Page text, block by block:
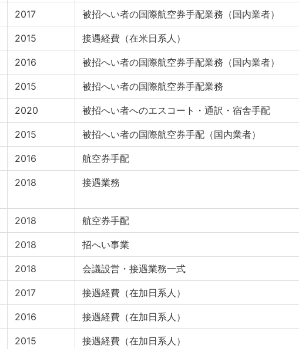
2017 被招へい者の国際航空券手配業務（国内業者）
2015 接遇経費（在米日系人）
2016 被招へい者の国際航空券手配業務（国内業者）
2015 被招へい者の国際航空券手配業務
2020 被招へい者へのエスコート・通訳・宿舎手配
2015 被招へい者の国際航空券手配（国内業者）
2016 航空券手配
2018 接遇業務
2018 航空券手配
2018 招へい事業
2018 会議設営・接遇業務一式
2017 接遇経費（在加日系人）
2016 接遇経費（在加日系人）
2015 接遇経費（在加日系人）